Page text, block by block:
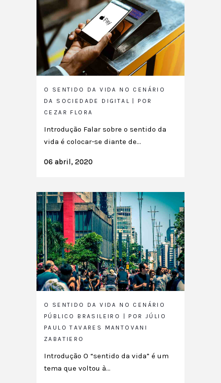
O SENTIDO DA VIDA NO CENÁRIO
DA SOCIEDADE DIGITAL | POR
CEZAR FLORA
Introdução Falar sobre o sentido da
vida é colocar-se diante de...
06 abril, 2020
O SENTIDO DA VIDA NO CENÁRIO
PÚBLICO BRASILEIRO | POR JÚLIO
PAULO TAVARES MANTOVANI
ZABATIERO
Introdução O “sentido da vida” é um
tema que voltou à...